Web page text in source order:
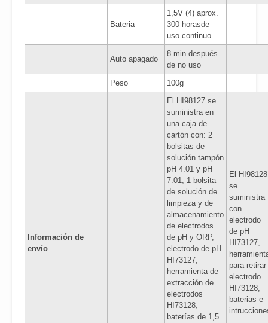
Bateria
1,5V (4) aprox.
300 horasde
uso continuo.
Auto apagado
8 min después
de no uso
Peso
100g
Información de
envío
El HI98127 se
suministra en
una caja de
cartón con: 2
bolsitas de
solución tampón
pH 4.01 y pH
7.01, 1 bolsita
de solución de
limpieza y de
almacenamiento
de electrodos
de pH y ORP,
electrodo de pH
HI73127,
herramienta de
extracción de
electrodos
HI73128,
baterías de 1,5
El HI98128
se
suministra
con
electrodo
de pH
HI73127,
para retirar
electrodo
HI73128,
baterias e